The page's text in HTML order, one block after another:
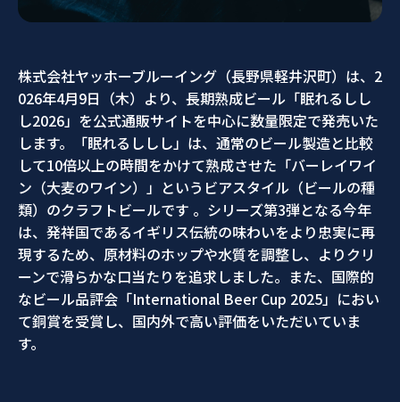
株式会社ヤッホーブルーイング（長野県軽井沢町）は、2
026年4月9日（木）より、長期熟成ビール「眠れるしし
し2026」を公式通販サイトを中心に数量限定で発売いた
します。「眠れるししし」は、通常のビール製造と比較
して10倍以上の時間をかけて熟成させた「バーレイワイ
ン（大麦のワイン）」というビアスタイル（ビールの種
類）のクラフトビールです 。シリーズ第3弾となる今年
は、発祥国であるイギリス伝統の味わいをより忠実に再
現するため、原材料のホップや水質を調整し、よりクリ
ーンで滑らかな口当たりを追求しました。また、国際的
なビール品評会「International Beer Cup 2025」におい
て銅賞を受賞し、国内外で高い評価をいただいていま
す。